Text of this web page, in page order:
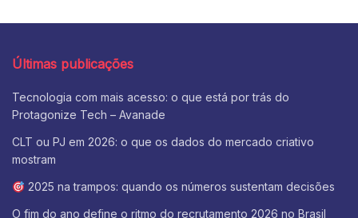
Últimas publicações
Tecnologia com mais acesso: o que está por trás do
Protagonize Tech – Avanade
CLT ou PJ em 2026: o que os dados do mercado criativo
mostram
2025 na trampos: quando os números sustentam decisões
O fim do ano define o ritmo do recrutamento 2026 no Brasil